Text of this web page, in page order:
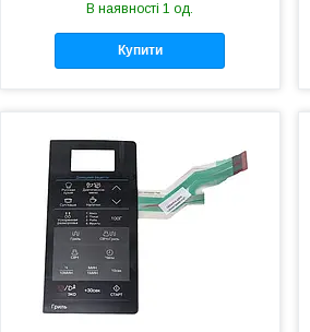
В наявності 1 од.
Купити